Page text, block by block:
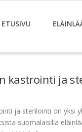
ETUSIVU
kastrointi ja
ja sterilointi on yksi
suomalaisilla